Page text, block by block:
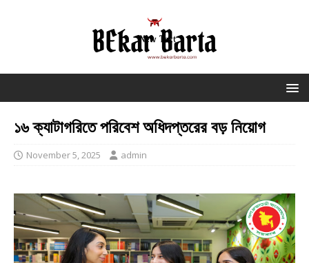
১৬ ক্যাটাগরিতে পরিবেশ অধিদপ্তরের বড় নিয়োগ
November 5, 2025 admin